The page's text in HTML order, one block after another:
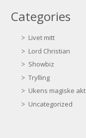
Categories
Livet mitt
Lord Christian
Showbiz
Trylling
Ukens magiske akt
Uncategorized